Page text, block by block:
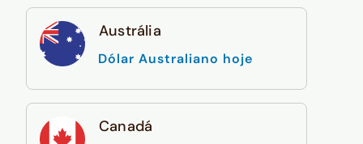
Austrália
Dólar Australiano hoje
Canadá